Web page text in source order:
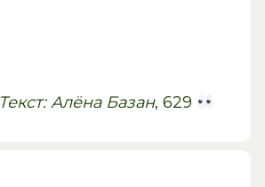
Текст: Алёна Базан, 629